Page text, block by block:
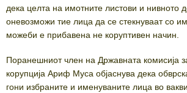
дека целта на имотните листови и нивното
оневозможи тие лица да се стекнуваат со
можеби е прибавена не коруптивен начин.
Поранешниот член на Државната комисија
корупција Ариф Муса објаснува дека
гони избраните и именуваните лица во